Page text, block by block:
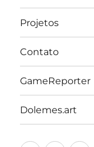
Projetos
Contato
GameReporter
Dolemes.art